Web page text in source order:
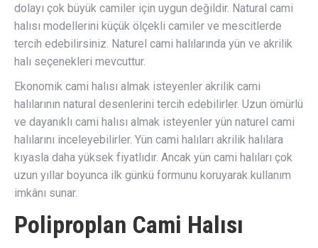
dolayı çok büyük camiler için uygun değildir. Natural cami
halısı modellerini küçük ölçekli camiler ve mescitlerde
tercih edebilirsiniz. Naturel cami halılarında yün ve akrilik
halı seçenekleri mevcuttur.
Ekonomik cami halısı almak isteyenler akrilik cami
halılarının natural desenlerini tercih edebilirler. Uzun ömürlü
ve dayanıklı cami halısı almak isteyenler yün naturel cami
halılarını inceleyebilirler. Yün cami halıları akrilik halılara
kıyasla daha yüksek fiyatlıdır. Ancak yün cami halıları çok
uzun yıllar boyunca ilk günkü formunu koruyarak kullanım
imkânı sunar.
Poliproplan Cami Halısı